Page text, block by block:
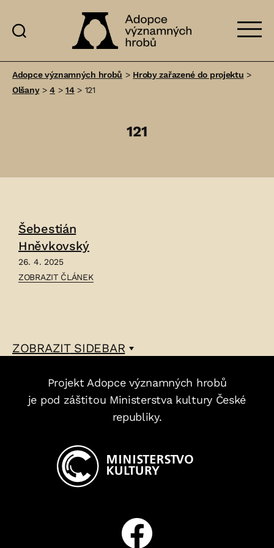
významných
Adopce významných hrobů > Hroby zařazené do projektu >
Olšany>4 >14> 121
121
Šebestián
Hněvkovský
26. 4. 2025
ČLÁNEK:
ZOBRAZIT ČLÁNEK
ZOBRAZITSIDEBAR
Projekt Adopce významných hrobů
je pod záštitou Ministerstva kultury České
republiky.
Facebook